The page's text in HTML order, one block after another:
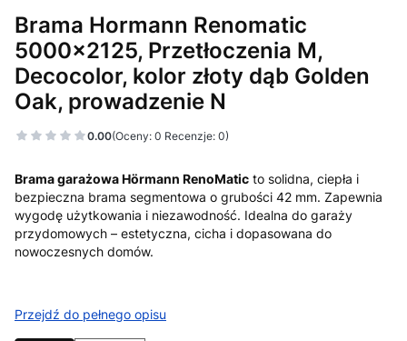
Brama Hormann Renomatic
5000x2125, Przetłoczenia M,
Decocolor, kolor złoty dąb Golden
Oak, prowadzenie N
0.00(Oceny: 0 Recenzje: 0)
Brama garażowa Hörmann RenoMatic to solidna, ciepła i
bezpieczna brama segmentowa o grubości 42 mm. Zapewnia
wygodę użytkowania i niezawodność. Idealna do garaży
przydomowych – estetyczna, cicha i dopasowana do
nowoczesnych domów.
Przejdź do pełnego opisu